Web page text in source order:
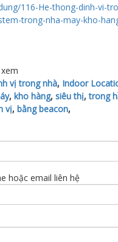
116-He-thong-dinh-vi-
trong-nha-may-kho-
vị trong nhà, Indoor
, kho hàng, siêu thị,trong
vị, bằng beacon,
hoặc email liên hệ